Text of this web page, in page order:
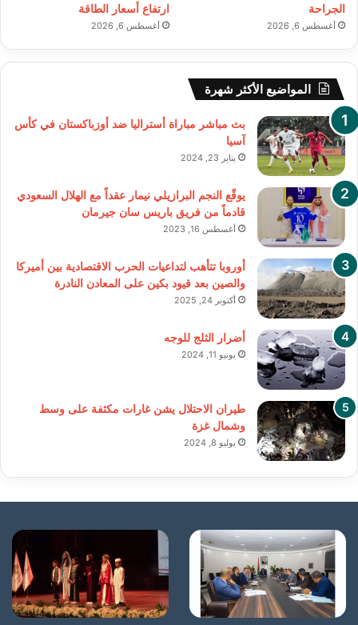
الجراحة
أغسطس 6, 2026
ارتفاع أسعار الطاقة
أغسطس 6, 2026
المواضيع الأكثر شهرة
بث مباشر مباراة أستراليا ضد أوزباكستان في كأس
آسيا
يناير 23, 2024
يوقّع النجم البرازيلي نيمار عقداً مع الهلال السعودي
قادماً من فريق باريس سان جيرمان
أغسطس 16, 2023
أوروبا تتأهب لتداعيات الحرب الاقتصادية بين أميركا
والصين بعد قيود بكين على المعادن النادرة
أكتوبر 24, 2025
أضرار الثلج للوجه
يونيو 11, 2024
طيران الاحتلال يشن غارات مكثفة على وسط
وشمال غزة
يوليو 8, 2024